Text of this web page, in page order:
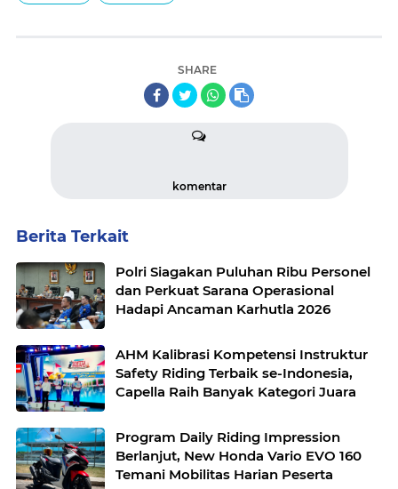
SHARE
komentar
Berita Terkait
Polri Siagakan Puluhan Ribu Personel
dan Perkuat Sarana Operasional
Hadapi Ancaman Karhutla 2026
AHM Kalibrasi Kompetensi Instruktur
Safety Riding Terbaik se-Indonesia,
Capella Raih Banyak Kategori Juara
Program Daily Riding Impression
Berlanjut, New Honda Vario EVO 160
Temani Mobilitas Harian Peserta